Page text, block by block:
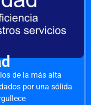
de la más alta
por una sólida